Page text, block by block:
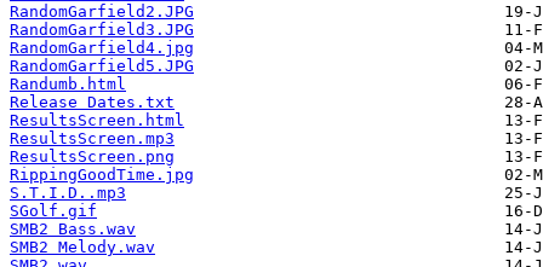
RandomGarfield2.JPG
RandomGarfield3.JPG
RandomGarfield4.jpg
RandomGarfield5.JPG
Randumb.html
Release Dates.txt
ResultsScreen.html
ResultsScreen.mp3
ResultsScreen.png
RippingGoodTime.jpg
S.T.I.D..mp3
SGolf.gif
SMB2 Bass.wav
SMB2 Melody.wav